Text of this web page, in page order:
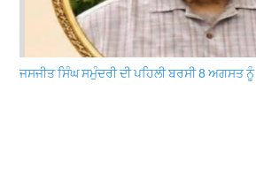
ਜਸਜੀਤ ਸਿੰਘ ਸਮੁੰਦਰੀ ਦੀ ਪਹਿਲੀ ਬਰਸੀ 8 ਅਗਸਤ ਨੂੰ